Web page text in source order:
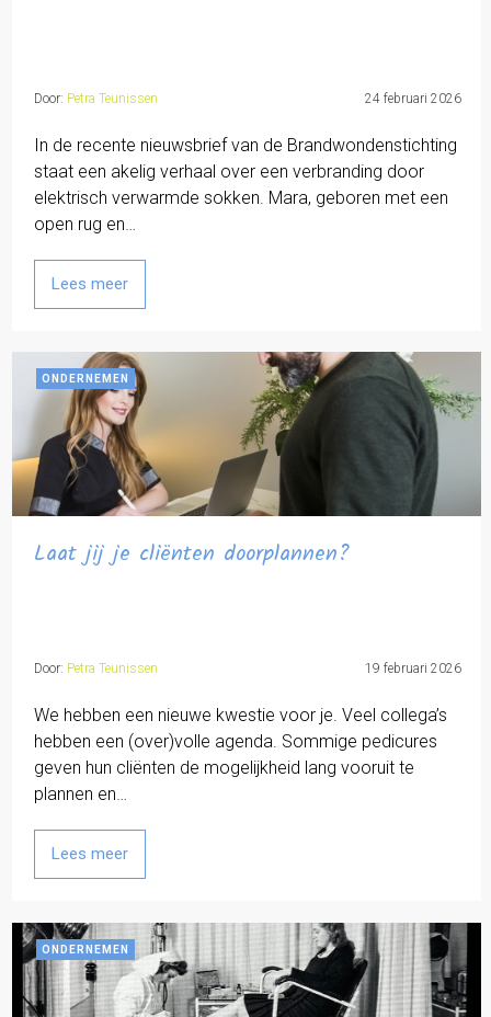
Door: Petra Teunissen 24 februari 2026
In de recente nieuwsbrief van de Brandwondenstichting
staat een akelig verhaal over een verbranding door
elektrisch verwarmde sokken. Mara, geboren met een
open rug en…
Lees meer
ONDERNEMEN
Laat jij je cliënten doorplannen?
Door: Petra Teunissen 19 februari 2026
We hebben een nieuwe kwestie voor je. Veel collega’s
hebben een (over)volle agenda. Sommige pedicures
geven hun cliënten de mogelijkheid lang vooruit te
plannen en…
Lees meer
ONDERNEMEN